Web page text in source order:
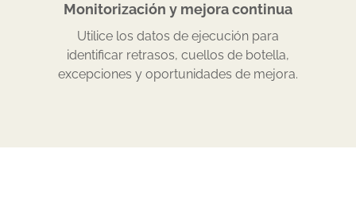
Monitorización y mejora continua
Utilice los datos de ejecución para
identificar retrasos, cuellos de botella,
excepciones y oportunidades de mejora.